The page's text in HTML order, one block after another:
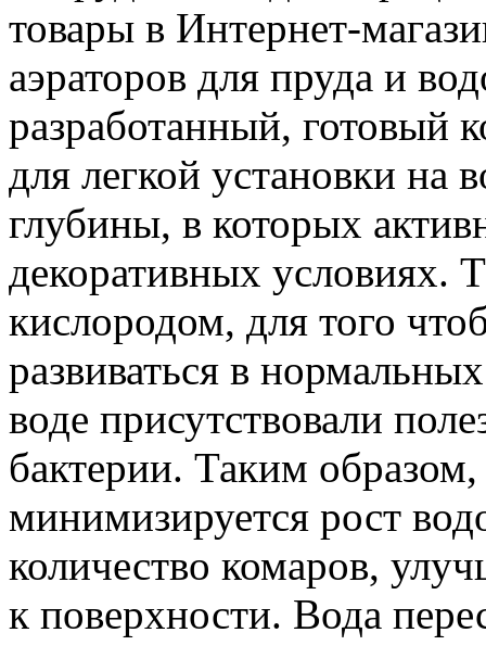
товары в Интернет-
аэраторов для пруда и
разработанный, готовый
для легкой установки на
глубины, в которых
декоративных условиях.
кислородом, для того
развиваться в
воде присутствовали
бактерии. Таким
минимизируется рост
количество комаров,
к поверхности. Вода